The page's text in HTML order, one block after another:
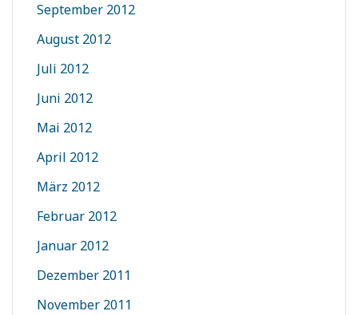
September 2012
August 2012
Juli 2012
Juni 2012
Mai 2012
April 2012
März 2012
Februar 2012
Januar 2012
Dezember 2011
November 2011